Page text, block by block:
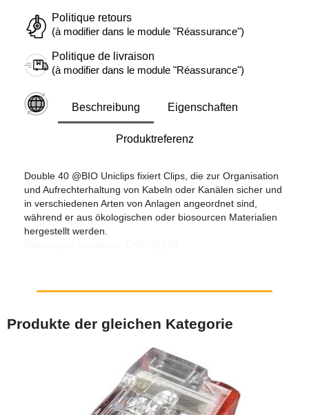
Politique retours
(à modifier dans le module "Réassurance")
Politique de livraison
(à modifier dans le module "Réassurance")
Beschreibung Eigenschaften
Produktreferenz
Double 40 @BIO Uniclips fixiert Clips, die zur Organisation
und Aufrechterhaltung von Kabeln oder Kanälen sicher und
in verschiedenen Arten von Anlagen angeordnet sind,
während er aus ökologischen oder biosourcen Materialien
hergestellt werden.
Produkte der gleichen Kategorie